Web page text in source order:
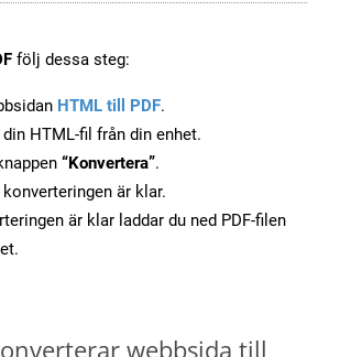
följ dessa steg:
HTML till PDF.
din HTML-fil från din enhet.
“Konvertera”.
är klar.
är klar laddar du ned PDF-filen
webbsida till